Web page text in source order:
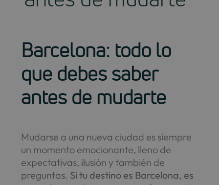
Barcelona: todo lo
que debes saber
antes de mudarte
Mudarse a una nueva ciudad es siempre
un momento emocionante, lleno de
expectativas, ilusión y también de
preguntas. Si tu destino es Barcelona, es